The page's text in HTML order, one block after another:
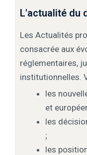
L'actualité du
Les Actualités
consacrée aux
réglementaires,
institutionnelles.
les
et
les
;
les